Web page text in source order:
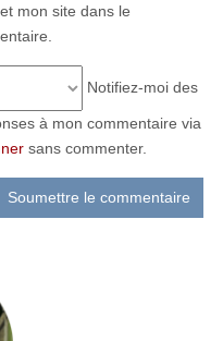
mon site dans le
Notifiez-moi des
à mon commentaire via
sans commenter.